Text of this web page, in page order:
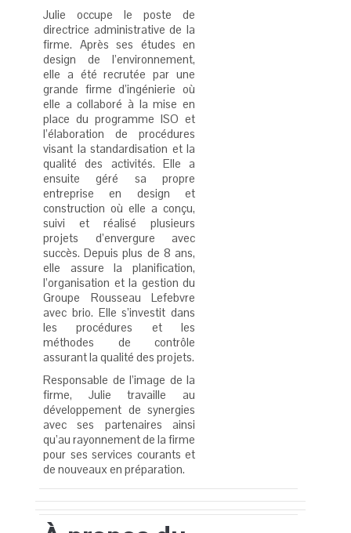
Julie occupe le poste de
directrice administrative de la
firme. Après ses études en
design de l’environnement,
elle a été recrutée par une
grande firme d’ingénierie où
elle a collaboré à la mise en
place du programme ISO et
l’élaboration de procédures
visant la standardisation et la
qualité des activités. Elle a
ensuite géré sa propre
entreprise en design et
construction où elle a conçu,
suivi et réalisé plusieurs
projets d’envergure avec
succès. Depuis plus de 8 ans,
elle assure la planification,
l’organisation et la gestion du
Groupe Rousseau Lefebvre
avec brio. Elle s’investit dans
les procédures et les
méthodes de contrôle
assurant la qualité des projets.
Responsable de l’image de la
firme, Julie travaille au
développement de synergies
avec ses partenaires ainsi
qu’au rayonnement de la firme
pour ses services courants et
de nouveaux en préparation.